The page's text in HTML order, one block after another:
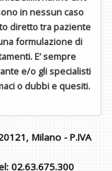
in nessun caso
diretto tra paziente
formulazione di
E’ sempre
e/o gli specialisti
o dubbi e quesiti.
Milano - P.IVA
02.63.675.300